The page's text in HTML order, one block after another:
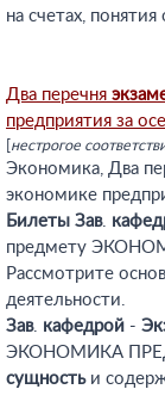
на счетах,
Два перечня
предприятия за
нестрогое
Экономика, Два
экономике
Билеты Зав.
предмету
Рассмотрите
деятельности.
Зав. кафедрой -
ЭКОНОМИКА
сущностьи